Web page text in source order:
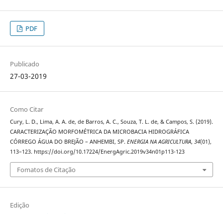
PDF
Publicado
27-03-2019
Como Citar
Cury, L. D., Lima, A. A. de, de Barros, A. C., Souza, T. L. de, & Campos, S. (2019).
CARACTERIZAÇÃO MORFOMÉTRICA DA MICROBACIA HIDROGRÁFICA
CÓRREGO ÁGUA DO BREJÃO – ANHEMBI, SP. ENERGIA NA AGRICULTURA, 34(01),
113–123. https://doi.org/10.17224/EnergAgric.2019v34n01p113-123
Fomatos de Citação
Edição